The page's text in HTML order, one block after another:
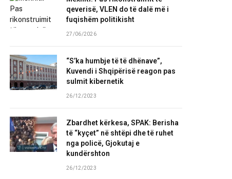
qeverisë, VLEN do të dalë më i
fuqishëm politikisht
27/06/2026
“S’ka humbje të të dhënave”,
Kuvendi i Shqipërisë reagon pas
sulmit kibernetik
26/12/2023
Zbardhet kërkesa, SPAK: Berisha
të “kyçet” në shtëpi dhe të ruhet
nga policë, Gjokutaj e
kundërshton
26/12/2023